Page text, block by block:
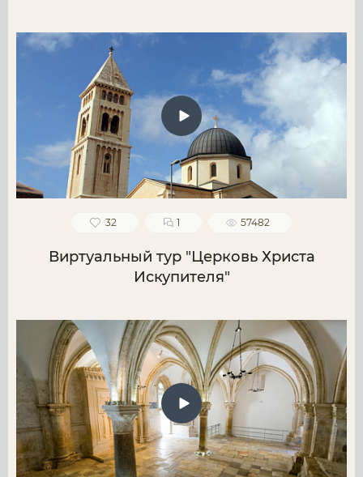
32 1 57482
Виртуальный тур "Церковь Христа
Искупителя"